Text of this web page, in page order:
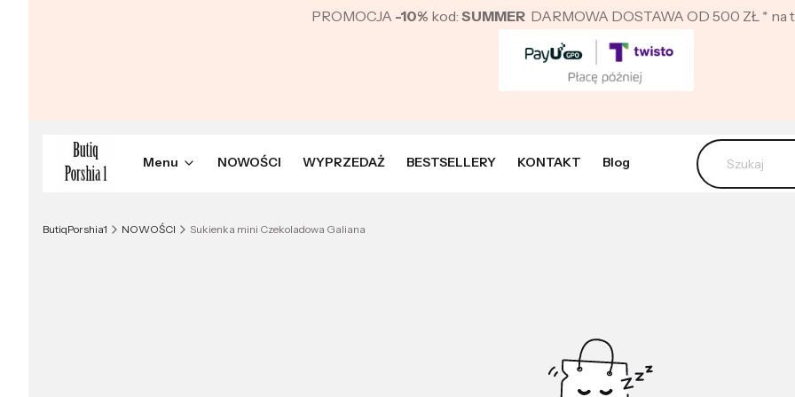
PROMOCJA -10% kod: SUMMER DARMOWA DOSTAWA OD 500 ZŁ * na
Menu NOWOŚCI WYPRZEDAŻ BESTSELLERY KONTAKT Blog
ButiqPorshia1 NOWOŚCI Sukienka mini Czekoladowa Galiana